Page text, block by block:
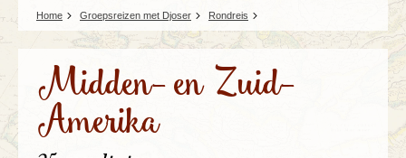
Home Groepsreizen met Djoser Rondreis
Midden- en Zuid-
Amerika